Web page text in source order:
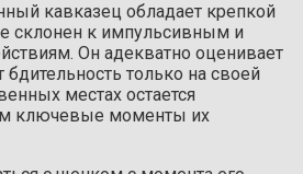
кавказец обладает крепкой
склонен к импульсивным и
Он адекватно оценивает
бдительность только на своей
местах остается
ключевые моменты их